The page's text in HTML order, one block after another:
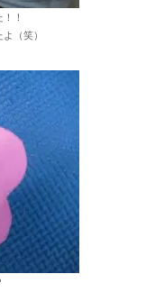
！
（笑）